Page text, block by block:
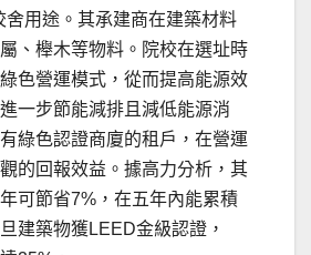
舍用途。其承建商在建築材料
屬、櫸木等物料。院校在選址時
色營運模式，從而提高能源效
一步節能減排且減低能源消
綠色認證商廈的租戶，在營運
的回報效益。據高力分析，其
可節省7%，在五年內能累積
建築物獲LEED金級認證，